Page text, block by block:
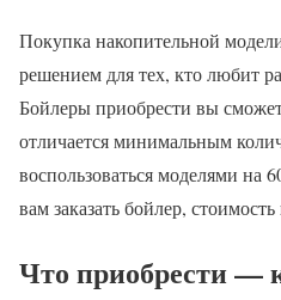
Покупка накопительной
решением для тех, кто любит
Бойлеры приобрести вы
отличается минимальным
воспользоваться моделями на
вам заказать бойлер,
Что приобрести —